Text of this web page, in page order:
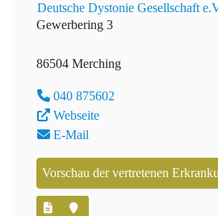
Deutsche Dystonie Gesellschaft
Gewerbering 3
86504 Merching
040 875602
Webseite
E-Mail
Vorschau der vertretenen